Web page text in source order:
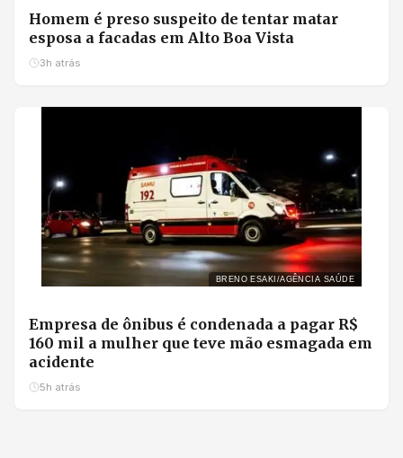
Homem é preso suspeito de tentar matar
esposa a facadas em Alto Boa Vista
3h atrás
BRENO ESAKI/AGÊNCIA SAÚDE
Empresa de ônibus é condenada a pagar R$
160 mil a mulher que teve mão esmagada em
acidente
5h atrás